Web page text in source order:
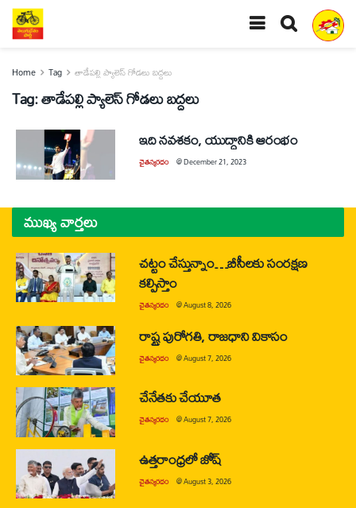
Home Tag తాడేపల్లి ప్యాలెస్‌ గోడలు బద్దలు
Tag:తాడేపల్లి ప్యాలెస్‌ గోడలు బద్దలు
ఇది నవశకం, యుద్ధానికి ఆరంభం
చైతన్యరధం @December 21, 2023
ముఖ్య వార్తలు
చట్టం చేస్తున్నాం…బీసీలకు సంరక్షణ
కల్పిస్తాం
చైతన్యరధం @August 8, 2026
రాష్ట్ర పురోగతి, రాజధాని వికాసం
చైతన్యరధం @August 7, 2026
చేనేతకు చేయూత
చైతన్యరధం @August 7, 2026
ఉత్తరాంధ్రలో జోష్
చైతన్యరధం @August 3, 2026